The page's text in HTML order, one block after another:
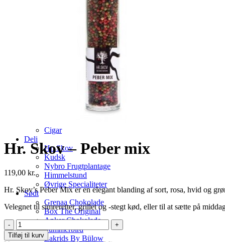
GlenAllachie Distillery
Macallan Distillery
Springbank & Glengyle Distillery
Skotsk whisky
Dansk whisky
Finsk Whisky
Irsk Whiskey
Japansk Whisky
Knaplund – Booze To The People
Shots & Snaps
Likør & Tequila
Tonic & Mixer
Cigar
Deli
Hr. Skov
Kudsk
Nybro Frugtplantage
Himmelstund
Øvrige Specialiteter
Sødt
Grenaa Chokolade
Box The Original
Anker Chokolade
Summerbird
Lakrids By Bülow
Hr. Skov – Peber mix
119,00 kr.
Hr. Skov’s Peber Mix er en elegant blanding af sort, rosa, hvid og
Velegnet til simreretter, grillet og -stegt kød, eller til at sætte på
Hr.
Skov
Tilføj til kurv